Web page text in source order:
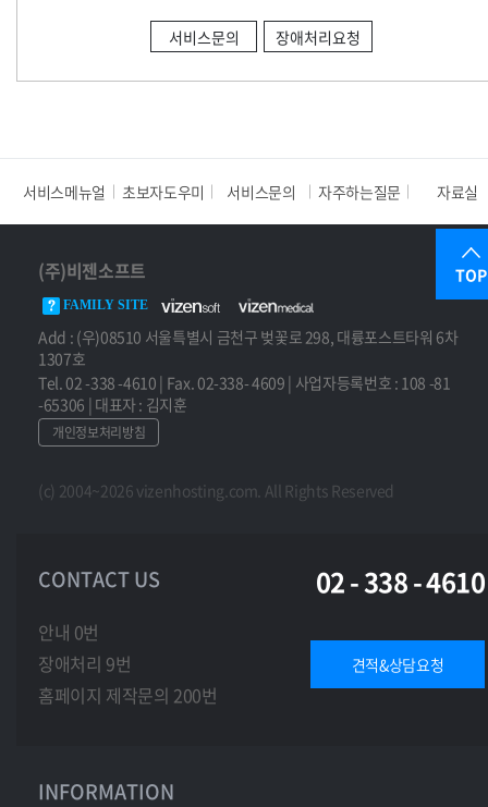
서비스문의 장애처리요청
서비스메뉴얼 초보자도우미 서비스문의 자주하는질문 자료실
TOP
(주)비젠소프트
FAMILY SITE
Add : (우)08510 서울특별시 금천구 벚꽃로 298, 대륭포스트타워 6차
1307호
Tel. 02 -338 -4610 | Fax. 02-338- 4609 | 사업자등록번호 : 108 -81
-65306 | 대표자 : 김지훈
개인정보처리방침
(c) 2004~2026 vizenhosting.com. All Rights Reserved
CONTACT US 02 - 338 - 4610
안내 0번
장애처리 9번
홈페이지 제작문의 200번
견적&상담요청
INFORMATION